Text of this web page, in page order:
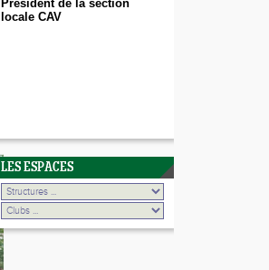
Président de la section
locale CAV
LES ESPACES